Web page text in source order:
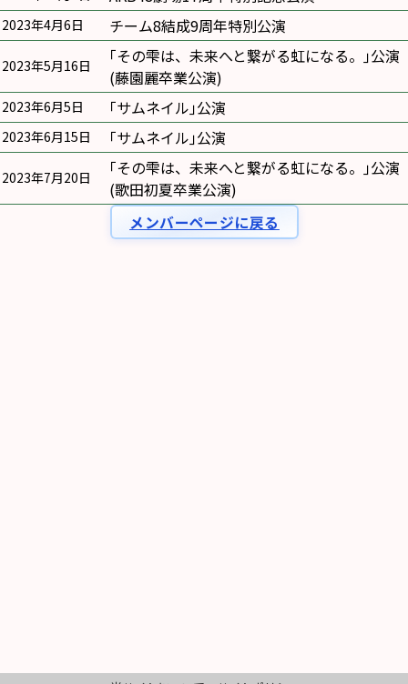
2023年4月6日 チーム8結成9周年特別公演
2023年5月16日
｢その雫は、未来へと繋がる虹になる。｣公演
(藤園麗卒業公演)
2023年6月5日 ｢サムネイル｣公演
2023年6月15日 ｢サムネイル｣公演
2023年7月20日
｢その雫は、未来へと繋がる虹になる。｣公演
(歌田初夏卒業公演)
メンバーページに戻る